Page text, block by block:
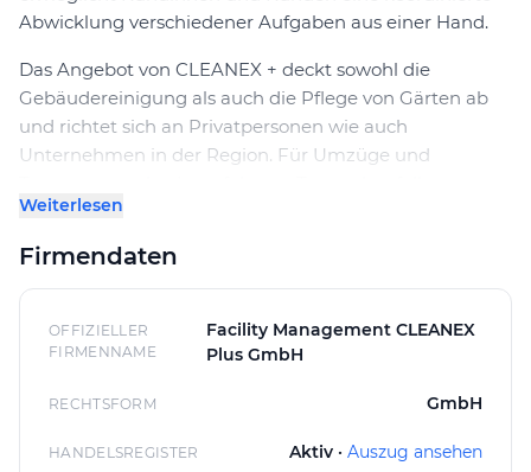
Abwicklung verschiedener Aufgaben aus einer Hand.
Das Angebot von CLEANEX + deckt sowohl die
Gebäudereinigung als auch die Pflege von Gärten ab
und richtet sich an Privatpersonen wie auch
Unternehmen in der Region. Für Umzüge und
Verfügung, um den Ablauf so effizient und reibungslos
wie möglich zu gestalten. Die Firma übernimmt dabei
sowohl kleinere als auch umfangreichere Aufträge und
passt den Service individuell an die Bedürfnisse der
Kundschaft an.
einer ersten Anfrage kann eine Offerte eingeholt
ist. Der Ablauf umfasst eine bedarfsgerechte Beratung,
Weiterlesen
Firmendaten
OFFIZIELLER
FIRMENNAME
Facility Management CLEANEX
Plus GmbH
RECHTSFORM GmbH
HANDELSREGISTER Aktiv · Auszug ansehen